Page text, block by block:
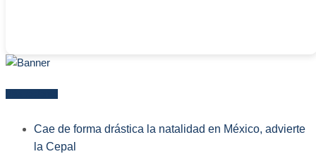
Cae de forma drástica la natalidad en México, advierte
la Cepal